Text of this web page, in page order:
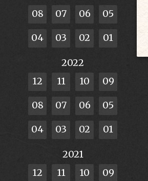
08 07 06 05
04 03 02 01
2022
12
11 10 09
08 07 06 05
04 03 02 01
2021
12
11 10 09